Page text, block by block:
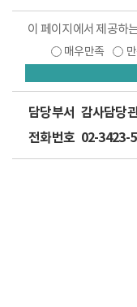
이 페이지에서 제공하
매우만족
담당부서 감사담당
전화번호 02-3423-